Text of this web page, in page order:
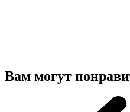
Вам могут